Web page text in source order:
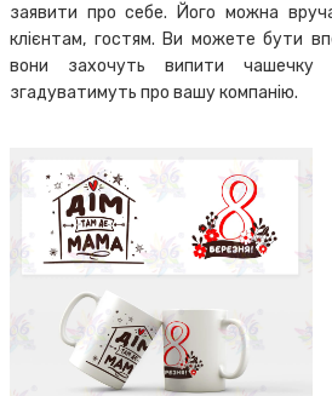
заявити про себе. Його можна
клієнтам, гостям. Ви можете бути
вони захочуть випити
згадуватимуть про вашу компанію.